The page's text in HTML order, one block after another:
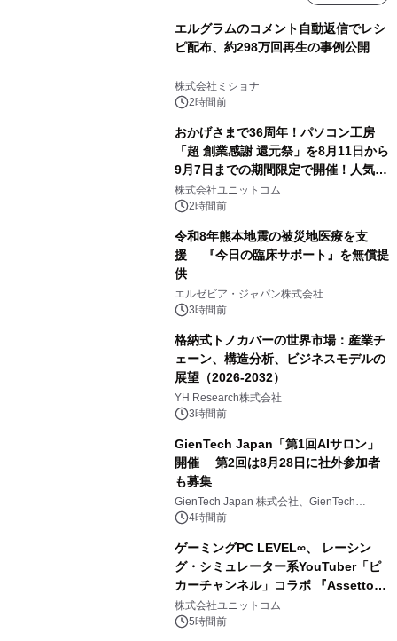
エルグラムのコメント自動返信でレシ
ピ配布、約298万回再生の事例公開
株式会社ミショナ
2時間前
おかげさまで36周年！パソコン工房
「超 創業感謝 還元祭」を8月11日から
9月7日までの期間限定で開催！人気の
ゲーミングPCや高性能ノートPCなど
対象iiyama PCのご購入で最大3万円分
株式会社ユニットコム
2時間前
令和8年熊本地震の被災地医療を支
援 『今日の臨床サポート』を無償提
供
エルゼビア・ジャパン株式会社
3時間前
格納式トノカバーの世界市場：産業チ
ェーン、構造分析、ビジネスモデルの
展望（2026-2032）
YH Research株式会社
3時間前
GienTech Japan「第1回AIサロン」
開催 第2回は8月28日に社外参加者
も募集
GienTech Japan 株式会社、GienTech
Consulting Japan 株式会社
4時間前
ゲーミングPC LEVEL∞、 レーシン
グ・シミュレーター系YouTuber「ピ
カーチャンネル」コラボ 『Assetto
Corsa EVO』推奨パソコン販売中
株式会社ユニットコム
5時間前